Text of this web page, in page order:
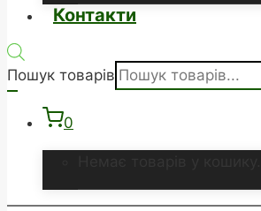
Контакти
Пошук товарів
0